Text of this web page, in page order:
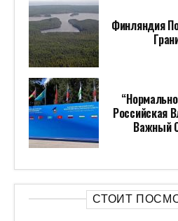
Финляндия
Российская
Важный
СТОИТ